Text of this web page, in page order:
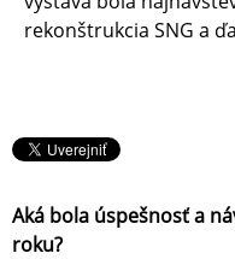
rekonštrukcia SNG a
Aká bola úspešnosť a
roku?